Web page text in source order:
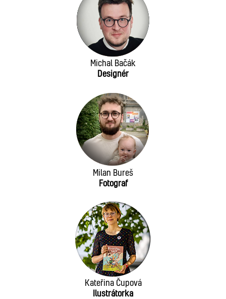
Michal Bačák
Designér
Milan Bureš
Fotograf
Kateřina Čupová
Ilustrátorka